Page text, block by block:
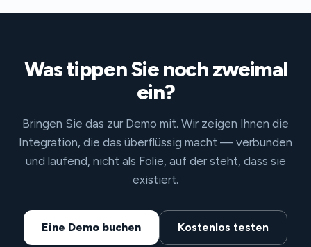
Was tippen Sie noch zweimal
ein?
Bringen Sie das zur Demo mit. Wir zeigen Ihnen die
Integration, die das überflüssig macht — verbunden
und laufend, nicht als Folie, auf der steht, dass sie
existiert.
Eine Demo buchen Kostenlos testen